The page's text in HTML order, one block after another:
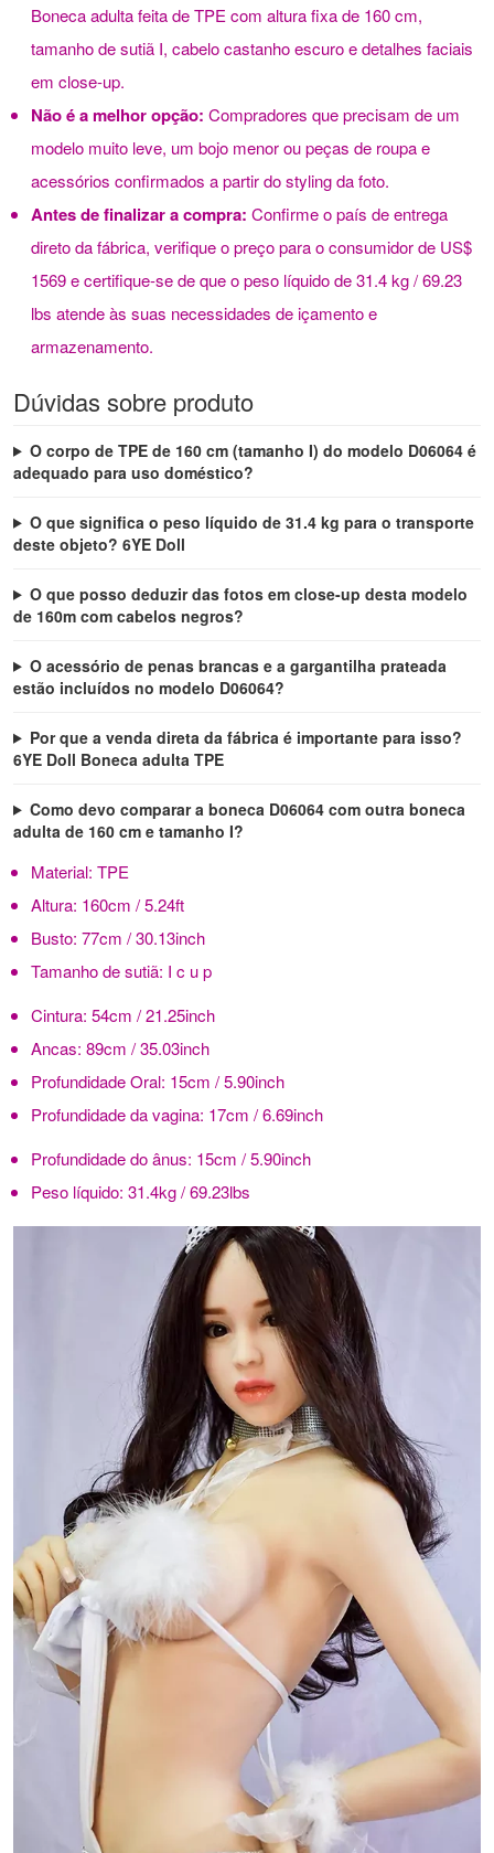
Boneca adulta feita de TPE com altura fixa de 160 cm,
tamanho de sutiã I, cabelo castanho escuro e detalhes faciais
em close-up.
Não é a melhor opção: Compradores que precisam de um
modelo muito leve, um bojo menor ou peças de roupa e
acessórios confirmados a partir do styling da foto.
Antes de finalizar a compra: Confirme o país de entrega
direto da fábrica, verifique o preço para o consumidor de US$
1569 e certifique-se de que o peso líquido de 31.4 kg / 69.23
lbs atende às suas necessidades de içamento e
armazenamento.
Dúvidas sobre produto
O corpo de TPE de 160 cm (tamanho I) do modelo D06064 é
adequado para uso doméstico?
O que significa o peso líquido de 31.4 kg para o transporte
deste objeto? 6YE Doll
O que posso deduzir das fotos em close-up desta modelo
de 160m com cabelos negros?
O acessório de penas brancas e a gargantilha prateada
estão incluídos no modelo D06064?
Por que a venda direta da fábrica é importante para isso?
6YE Doll Boneca adulta TPE
Como devo comparar a boneca D06064 com outra boneca
adulta de 160 cm e tamanho I?
Material: TPE
Altura: 160cm / 5.24ft
Busto: 77cm / 30.13inch
Tamanho de sutiã: I c u p
Cintura: 54cm / 21.25inch
Ancas: 89cm / 35.03inch
Profundidade Oral: 15cm / 5.90inch
Profundidade da vagina: 17cm / 6.69inch
Profundidade do ânus: 15cm / 5.90inch
Peso líquido: 31.4kg / 69.23lbs